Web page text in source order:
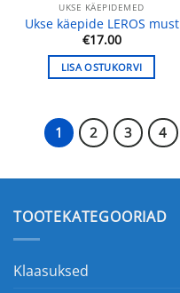
UKSE KÄEPIDEMED
Ukse käepide LEROS must
€17.00
LISA OSTUKORVI
1 2 3 4
TOOTEKATEGOORIAD
Klaasuksed